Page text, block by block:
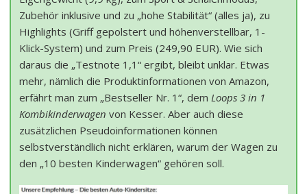
Zubehör inklusive und zu „hohe Stabilität“ (alles ja), zu
Highlights (Griff gepolstert und höhenverstellbar, 1-
Klick-System) und zum Preis (249,90 EUR). Wie sich
daraus die „Testnote 1,1“ ergibt, bleibt unklar. Etwas
mehr, nämlich die Produktinformationen von Amazon,
erfährt man zum „Bestseller Nr. 1“, dem Loops 3 in 1
Kombikinderwagen von Kesser. Aber auch diese
zusätzlichen Pseudoinformationen können
selbstverständlich nicht erklären, warum der Wagen zu
den „10 besten Kinderwagen“ gehören soll.